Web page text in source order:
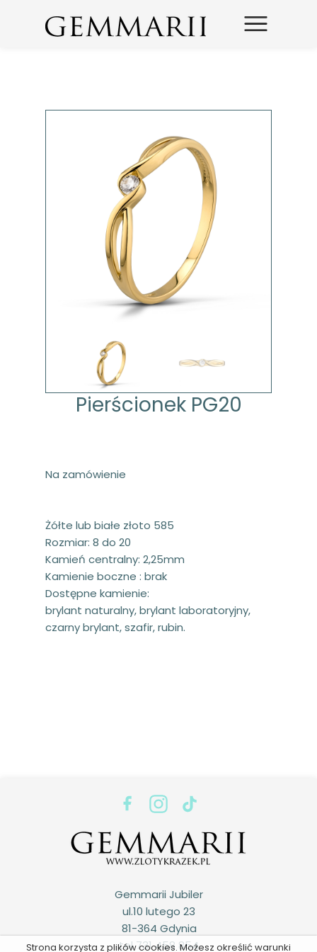
Na zamówienie
Żółte lub białe złoto 585
Rozmiar: 8 do 20
Kamień centralny: 2,25mm
Kamienie boczne : brak
Dostępne kamienie:
brylant naturalny, brylant laboratoryjny,
czarny brylant, szafir, rubin.
Pierścionek PG20
Gemmarii Jubiler
ul.10 lutego 23
81-364 Gdynia
tel 731 458 854
Strona korzysta z plików cookies. Możesz określić warunki